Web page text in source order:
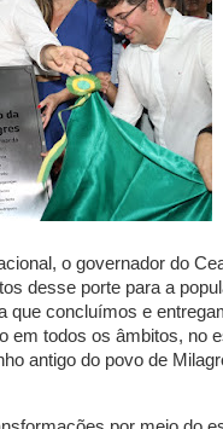
o governador do
desse porte para a
que concluímos e
em todos os âmbitos, no
antigo do povo de